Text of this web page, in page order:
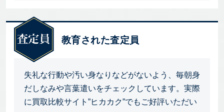
教育された査定員
失礼な行動や汚い身なりなどがないよう、毎朝身
だしなみや言葉遣いをチェックしています。実際
に買取比較サイト”ヒカカク”でもご好評いただい